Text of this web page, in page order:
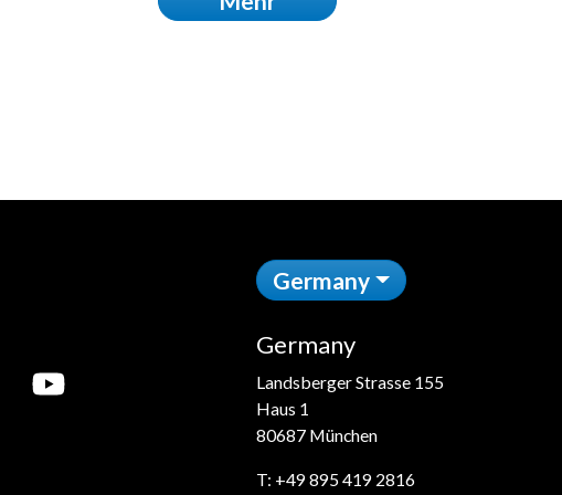
Germany
Germany
Landsberger Strasse 155
Haus 1
80687 München
T: +49 895 419 2816